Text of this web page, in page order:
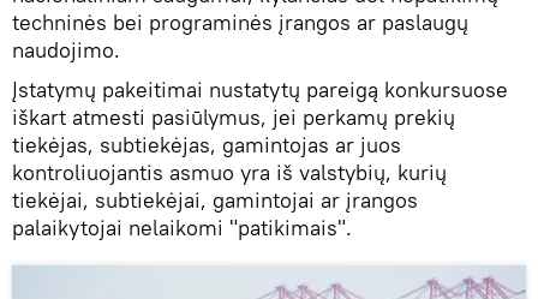
techninės bei programinės įrangos ar paslaugų
naudojimo.
Įstatymų pakeitimai nustatytų pareigą konkursuose
iškart atmesti pasiūlymus, jei perkamų prekių
tiekėjas, subtiekėjas, gamintojas ar juos
kontroliuojantis asmuo yra iš valstybių, kurių
tiekėjai, subtiekėjai, gamintojai ar įrangos
palaikytojai nelaikomi "patikimais".